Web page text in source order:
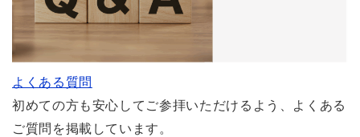
よくある質問
初めての方も安心してご参拝いただけるよう、よくある
ご質問を掲載しています。